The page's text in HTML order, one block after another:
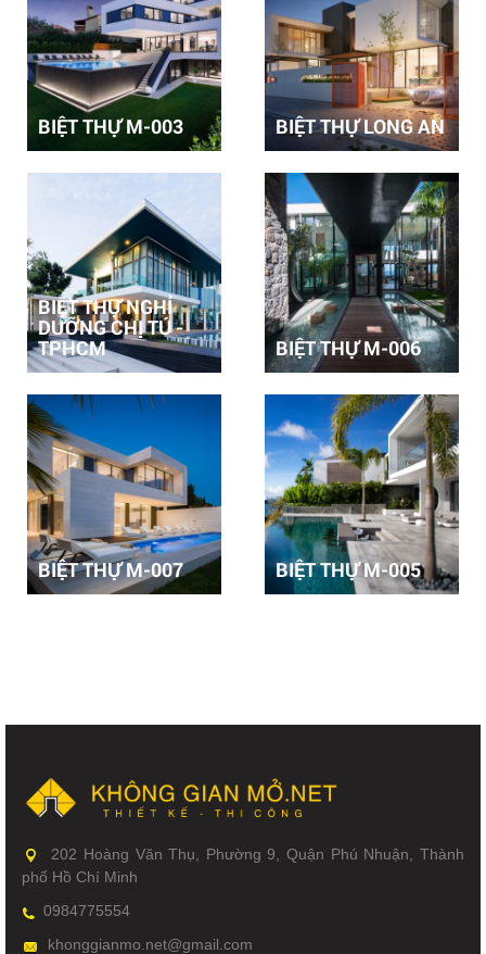
BIỆT THỰ M-003 BIỆT THỰ LONG AN
BIỆT THỰ NGHỈ
DƯỠNG CHỊ TÚ -
TPHCM BIỆT THỰ M-006
BIỆT THỰ M-007 BIỆT THỰ M-005
202 Hoàng Văn Thụ, Phường 9, Quận Phú Nhuận, Thành
phố Hồ Chí Minh
0984775554
khonggianmo.net@gmail.com